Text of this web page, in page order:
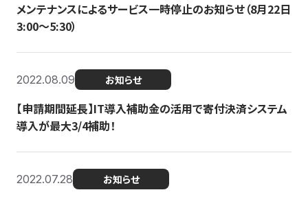
メンテナンスによるサービス一時停止のお知らせ（8月22日
3:00〜5:30）
2022.08.09 お知らせ
【申請期間延長】IT導入補助金の活用で寄付決済システム
導入が最大3/4補助！
2022.07.28 お知らせ